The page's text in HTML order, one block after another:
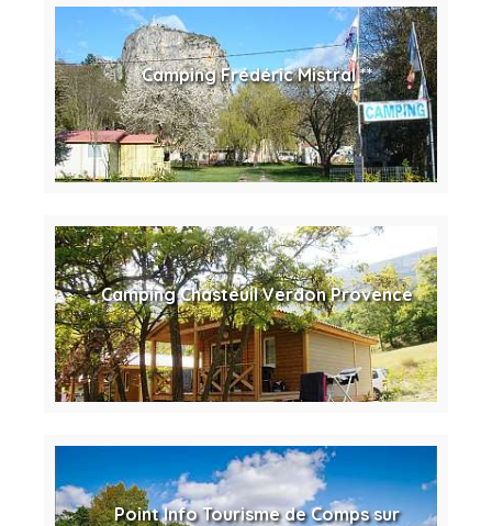
Camping Frédéric Mistral **
Camping Chasteuil Verdon Provence
Point Info Tourisme de Comps sur